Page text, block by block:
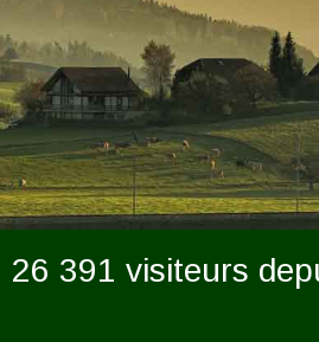
26 391 visiteurs